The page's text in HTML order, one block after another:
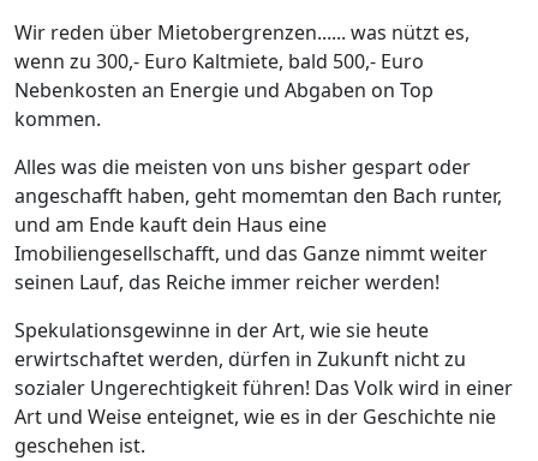
Wir reden über Mietobergrenzen...... was nützt es,
wenn zu 300,- Euro Kaltmiete, bald 500,- Euro
Nebenkosten an Energie und Abgaben on Top
kommen.
Alles was die meisten von uns bisher gespart oder
angeschafft haben, geht momemtan den Bach runter,
und am Ende kauft dein Haus eine
Imobiliengesellschafft, und das Ganze nimmt weiter
seinen Lauf, das Reiche immer reicher werden!
Spekulationsgewinne in der Art, wie sie heute
erwirtschaftet werden, dürfen in Zukunft nicht zu
sozialer Ungerechtigkeit führen! Das Volk wird in einer
Art und Weise enteignet, wie es in der Geschichte nie
geschehen ist.